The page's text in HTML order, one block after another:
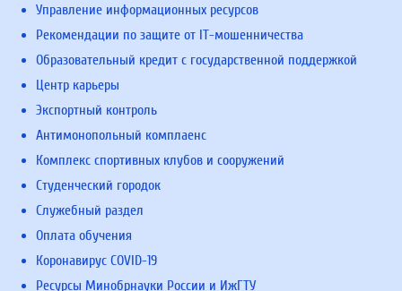
Управление информационных ресурсов
Рекомендации по защите от IT-мошенничества
Образовательный кредит с государственной поддержкой
Центр карьеры
Экспортный контроль
Антимонопольный комплаенс
Комплекс спортивных клубов и сооружений
Студенческий городок
Служебный раздел
Оплата обучения
Коронавирус COVID-19
Ресурсы Минобрнауки России и ИжГТУ